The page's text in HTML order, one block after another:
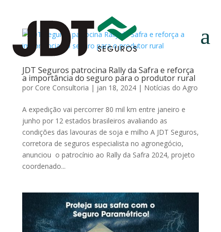
a
JDT Seguros patrocina Rally da Safra e reforça
a importância do seguro para o produtor rural
por Core Consultoria | jan 18, 2024| Notícias do Agro
A expedição vai percorrer 80 mil km entre janeiro e
junho por 12 estados brasileiros avaliando as
condições das lavouras de soja e milho A JDT Seguros,
corretora de seguros especialista no agronegócio,
anunciou o patrocínio ao Rally da Safra 2024, projeto
coordenado...